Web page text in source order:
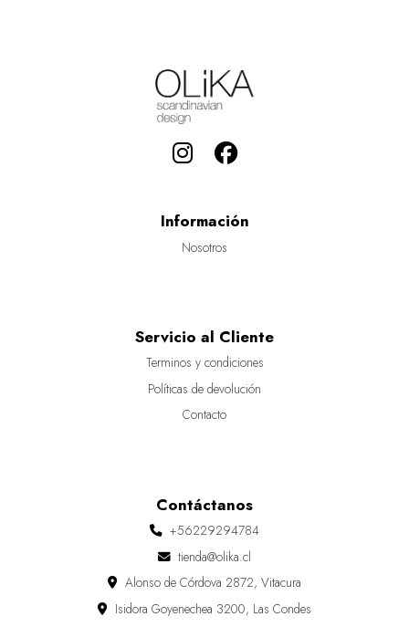
Información
Nosotros
Servicio al Cliente
Terminos y condiciones
Políticas de devolución
Contacto
Contáctanos
+56229294784
tienda@olika.cl
Alonso de Córdova 2872, Vitacura
Isidora Goyenechea 3200, Las Condes